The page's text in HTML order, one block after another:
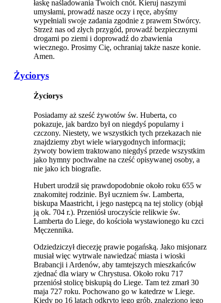
łaskę naśladowania Twoich cnót. Kieruj naszymi
umysłami, prowadź nasze oczy i ręce, abyśmy
wypełniali swoje zadania zgodnie z prawem Stwórcy.
Strzeż nas od złych przygód, prowadź bezpiecznymi
drogami po ziemi i doprowadź do zbawienia
wiecznego. Prosimy Cię, ochraniaj także nasze konie.
Amen.
Życiorys
Życiorys
Posiadamy aż sześć żywotów św. Huberta, co
pokazuje, jak bardzo był on niegdyś popularny i
czczony. Niestety, we wszystkich tych przekazach nie
znajdziemy zbyt wiele wiarygodnych informacji;
żywoty bowiem traktowano niegdyś przede wszystkim
jako hymny pochwalne na cześć opisywanej osoby, a
nie jako ich biografie.
Hubert urodził się prawdopodobnie około roku 655 w
znakomitej rodzinie. Był uczniem św. Lamberta,
biskupa Maastricht, i jego następcą na tej stolicy (objął
ją ok. 704 r.). Przeniósł uroczyście relikwie św.
Lamberta do Liege, do kościoła wystawionego ku czci
Męczennika.
Odziedziczył diecezję prawie pogańską. Jako misjonarz
musiał więc wytrwale nawiedzać miasta i wioski
Brabancji i Ardenów, aby tamtejszych mieszkańców
zjednać dla wiary w Chrystusa. Około roku 717
przeniósł stolicę biskupią do Liege. Tam też zmarł 30
maja 727 roku. Pochowano go w katedrze w Liege.
Kiedy po 16 latach odkryto jego grób, znaleziono jego